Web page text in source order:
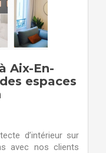
Aix-
Aix-En-
espaces
d’intérieur sur
avec nos clients